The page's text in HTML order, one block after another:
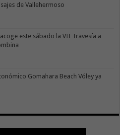
de Vallehermoso
este sábado la VII Travesía a
Gomahara Beach Vóley ya